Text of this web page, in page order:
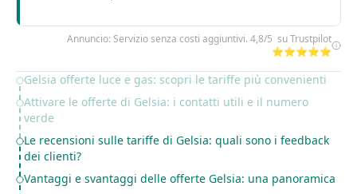
Annuncio: Servizio senza costi aggiuntivi. 4,8/5 su Trustpilot
⭐⭐⭐⭐⭐
Table of Contents
Gelsia offerte luce e gas: scopri le tariffe più convenienti
Attivare le offerte di Gelsia: i contatti utili e il numero
verde
Le recensioni sulle tariffe di Gelsia: quali sono i feedback
dei clienti?
Vantaggi e svantaggi delle offerte Gelsia: una panoramica